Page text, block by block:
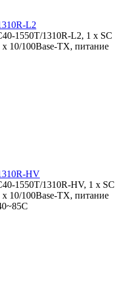
L2
1550T/1310R-L2, 1 x SC
10/100Base-TX, питание
HV
1550T/1310R-HV, 1 x SC
10/100Base-TX, питание